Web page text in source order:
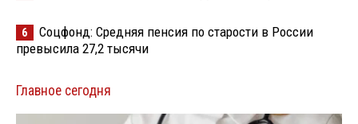
6
Соцфонд: Средняя пенсия по старости в России
превысила 27,2 тысячи
Главное сегодня